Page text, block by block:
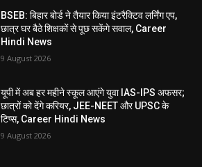
BSEB: बिहार बोर्ड ने तैयार किया इंटरैक्टिव लर्निंग एप,
छात्र घर बैठे शिक्षकों से पूछ सकेंगे सवाल, Career
Hindi News
9 August 2026
यूपी में अब हर महीने स्कूल आएंगे युवा IAS-IPS अफसर;
छात्रों को देंगे करियर, JEE-NEET और UPSC के
टिप्स, Career Hindi News
9 August 2026